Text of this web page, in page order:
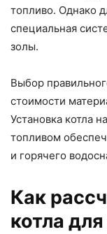
топливо. Однако
специальная
золы.
Выбор
стоимости
Установка котла
топливом
и горячего
Как
котла